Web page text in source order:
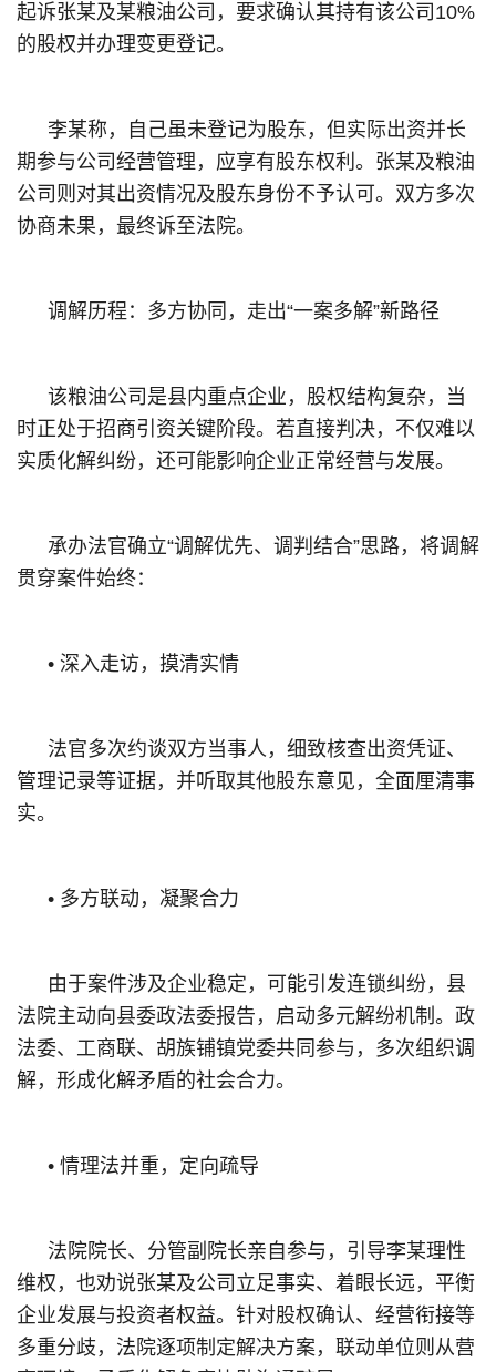
起诉张某及某粮油公司，要求确认其持有该公司10%
的股权并办理变更登记。
李某称，自己虽未登记为股东，但实际出资并长
期参与公司经营管理，应享有股东权利。张某及粮油
公司则对其出资情况及股东身份不予认可。双方多次
协商未果，最终诉至法院。
‌调解历程：多方协同，走出“一案多解”新路径
该粮油公司是县内重点企业，股权结构复杂，当
时正处于招商引资关键阶段。若直接判决，不仅难以
实质化解纠纷，还可能影响企业正常经营与发展。
承办法官确立“调解优先、调判结合”思路，将调解
贯穿案件始终：
• 深入走访，摸清实情
法官多次约谈双方当事人，细致核查出资凭证、
管理记录等证据，并听取其他股东意见，全面厘清事
实。
• 多方联动，凝聚合力
由于案件涉及企业稳定，可能引发连锁纠纷，县
法院主动向县委政法委报告，启动多元解纷机制。政
法委、工商联、胡族铺镇党委共同参与，多次组织调
解，形成化解矛盾的社会合力。
• 情理法并重，定向疏导
法院院长、分管副院长亲自参与，引导李某理性
维权，也劝说张某及公司立足事实、着眼长远，平衡
企业发展与投资者权益。针对股权确认、经营衔接等
多重分歧，法院逐项制定解决方案，联动单位则从营